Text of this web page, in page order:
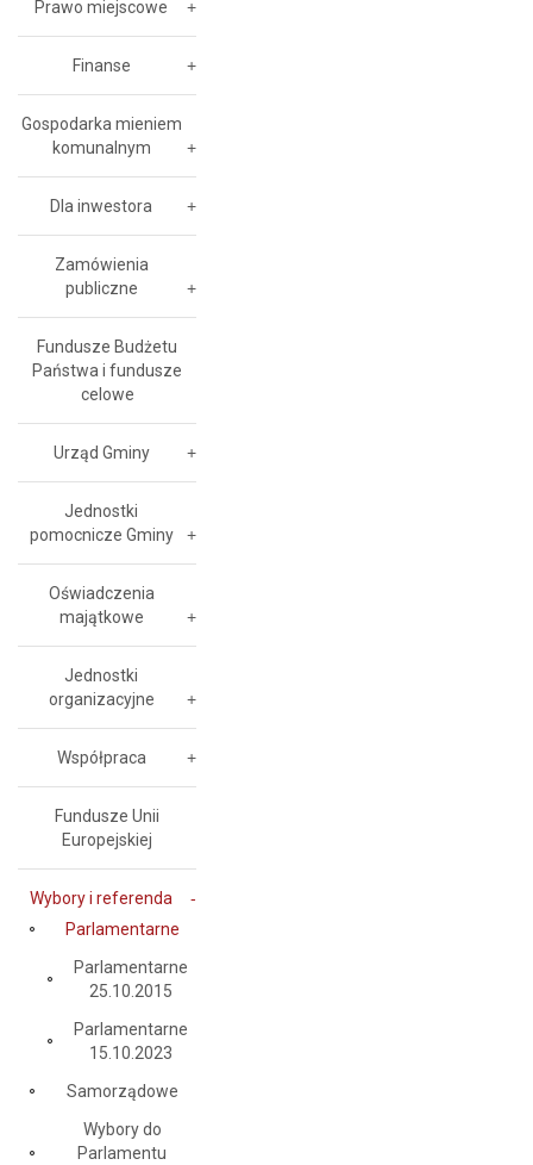
Prawo miejscowe
Finanse
Gospodarka mieniem
komunalnym
Dla inwestora
Zamówienia
publiczne
Fundusze Budżetu
Państwa i fundusze
celowe
Urząd Gminy
Jednostki
pomocnicze Gminy
Oświadczenia
majątkowe
Jednostki
organizacyjne
Współpraca
Fundusze Unii
Europejskiej
Wybory i referenda
Parlamentarne
Parlamentarne
25.10.2015
Parlamentarne
15.10.2023
Samorządowe
Wybory do
Parlamentu